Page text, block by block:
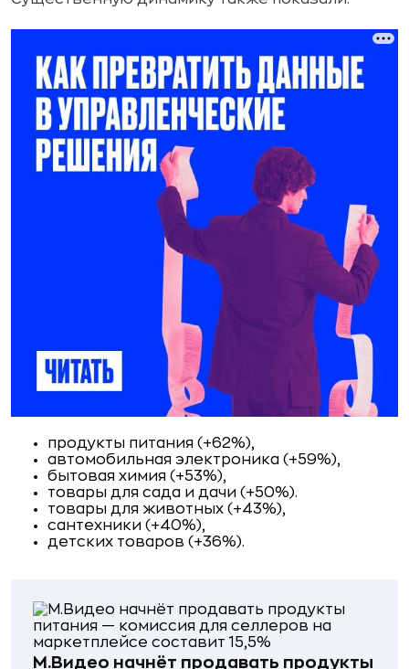
продукты питания (+62%),
автомобильная электроника (+59%),
бытовая химия (+53%),
товары для сада и дачи (+50%).
товары для животных (+43%),
сантехники (+40%),
детских товаров (+36%).
М.Видео начнёт продавать продукты